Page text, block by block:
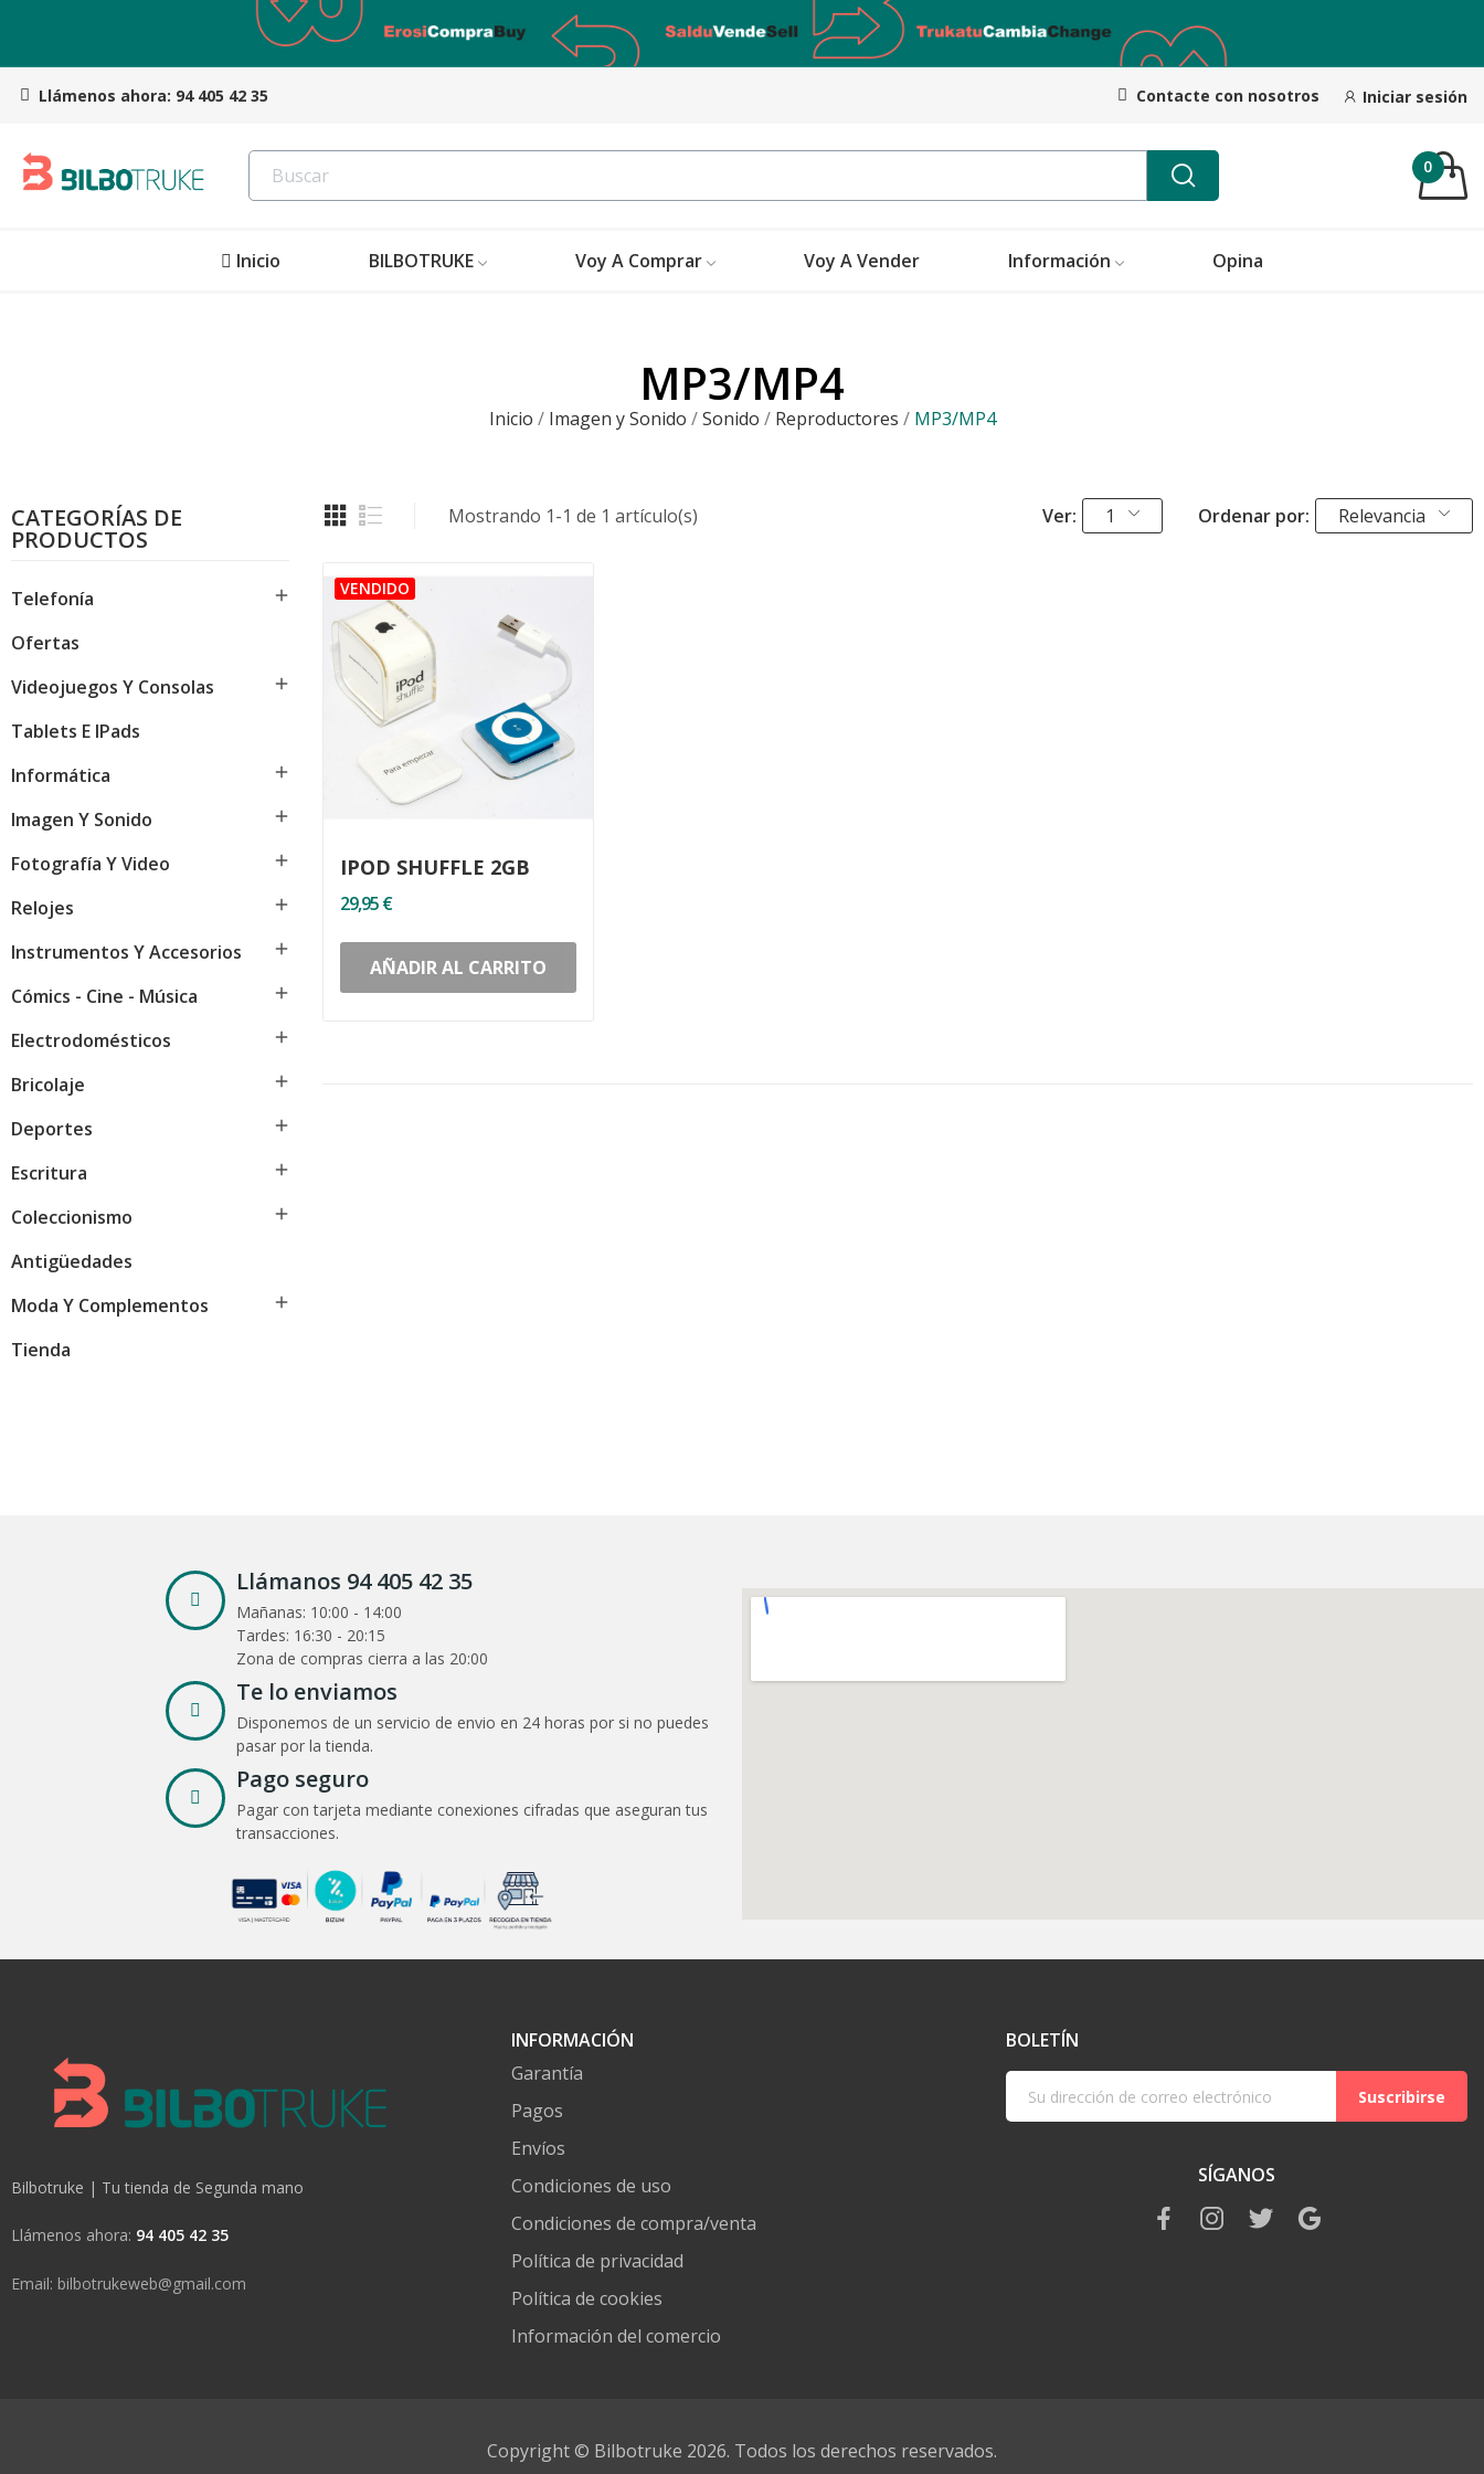
Llámenos ahora: 94 405 42 35 Contacte con nosotros Iniciar sesión
0
Inicio BILBOTRUKE Voy A Comprar Voy A Vender Información Opina
MP3/MP4
Inicio Imagen y Sonido Sonido Reproductores MP3/MP4
CATEGORÍAS DE
PRODUCTOS
Telefonía 
Ofertas
Videojuegos Y Consolas

Tablets E IPads
Informática

Imagen Y Sonido 
Fotografía Y Video 
Relojes 
Instrumentos Y Accesorios 
Cómics - Cine - Música 
Electrodomésticos 
Bricolaje 
Deportes 
Escritura 
Coleccionismo 
Antigüedades
Moda Y Complementos

Tienda
Mostrando 1-1 de 1 artículo(s) Ver: 1 Ordenar por: Relevancia
IPOD SHUFFLE 2GB
29,95 €
AÑADIR AL CARRITO
Llámanos 94 405 42 35
Mañanas: 10:00 - 14:00
Tardes: 16:30 - 20:15
Zona de compras cierra a las 20:00
Te lo enviamos
Disponemos de un servicio de envio en 24 horas por si no puedes
pasar por la tienda.
Pago seguro
Pagar con tarjeta mediante conexiones cifradas que aseguran tus
transacciones.
Bilbotruke | Tu tienda de Segunda mano
Llámenos ahora: 94 405 42 35
Email: bilbotrukeweb@gmail.com
INFORMACIÓN
Garantía
Pagos
Envíos
Condiciones de uso
Condiciones de compra/venta
Política de privacidad
Política de cookies
Información del comercio
BOLETÍN
Suscribirse
SÍGANOS
Copyright © Bilbotruke 2026. Todos los derechos reservados.